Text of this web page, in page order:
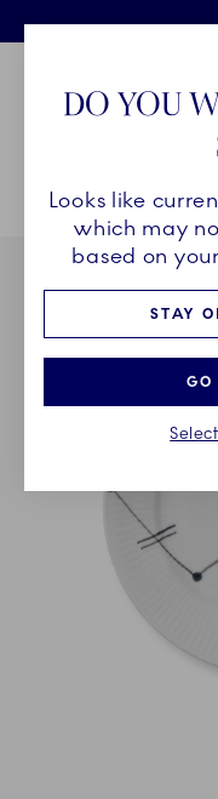
Fri
Royal Copenhagen
Breadcrumb
HjemSTEL Stel
DO YOU
Looks like
which may
based on
STAY
GO